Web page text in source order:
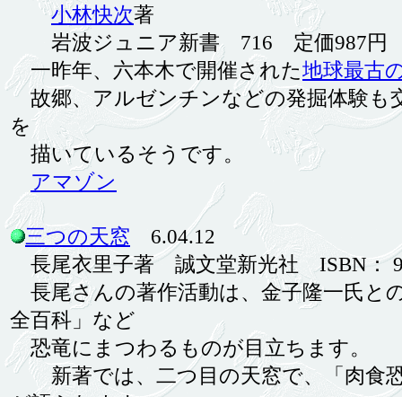
小林快次著
岩波ジュニア新書 716 定価987円
一昨年、六本木で開催された地球最古
故郷、アルゼンチンなどの発掘体験も
を
描いているそうです。
アマゾン
三つの天窓 6.04.12
長尾衣里子著 誠文堂新光社 ISBN：
長尾さんの著作活動は、金子隆一氏と
全百科」など
恐竜にまつわるものが目立ちます。
新著では、二つ目の天窓で、「肉食